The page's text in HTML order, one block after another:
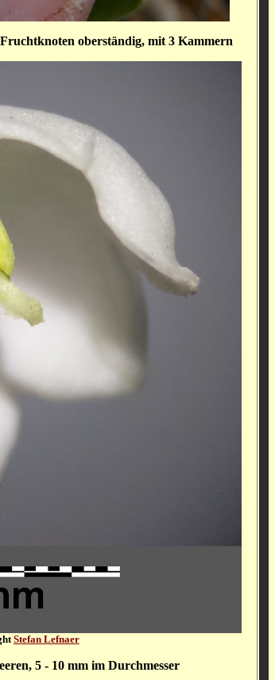
oberständig, mit 3 Kammern
Stefan Lefnaer
5 - 10 mm im Durchmesser